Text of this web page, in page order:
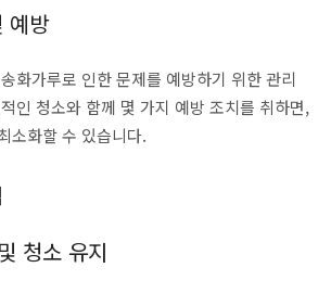
예방
화가루로 인한 문제를 예방하기 위한 관리
인 청소와 함께 몇 가지 예방 조치를 취하면,
소화할 수 있습니다.
청소 유지